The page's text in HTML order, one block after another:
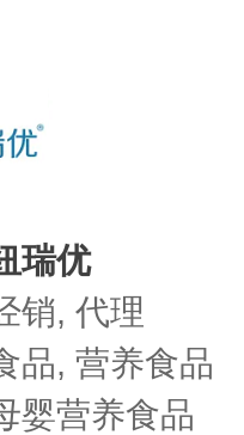
瑞优
销, 代理
品, 营养食品
婴营养食品